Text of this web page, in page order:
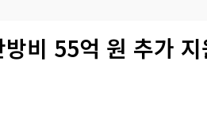
방비 55억 원 추가